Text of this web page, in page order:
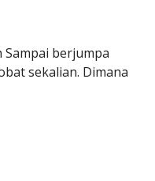
Sampai berjumpa
sekalian. Dimana